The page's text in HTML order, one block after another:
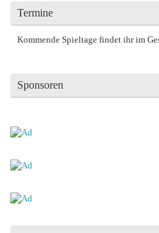
Termine
Kommende Spieltage findet ihr im
Sponsoren